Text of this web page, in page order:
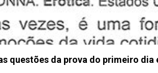
questões da prova do primeiro dia